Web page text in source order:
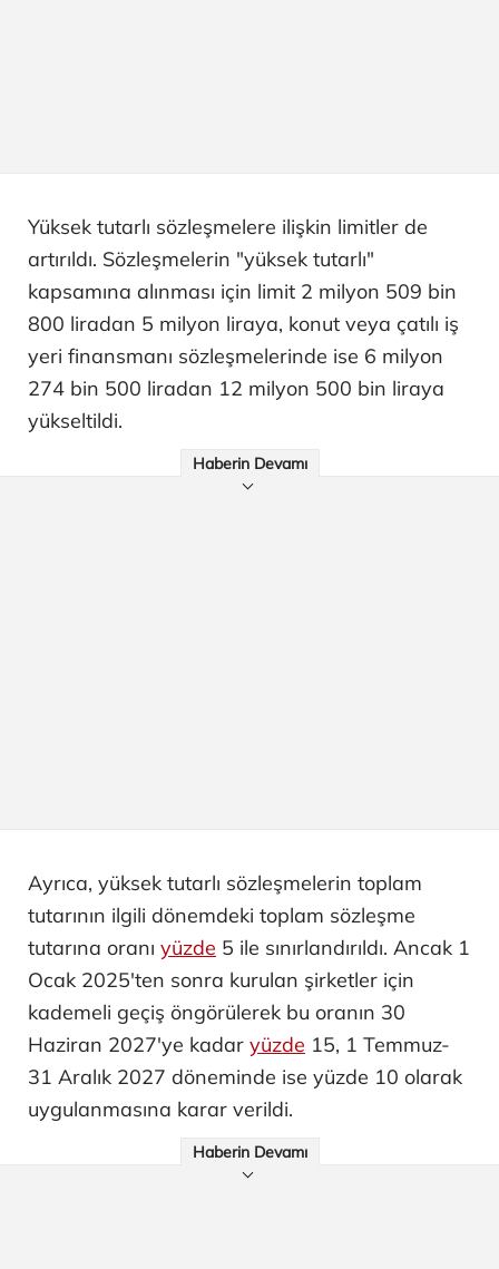
Yüksek tutarlı sözleşmelere ilişkin limitler de
artırıldı. Sözleşmelerin "yüksek tutarlı"
kapsamına alınması için limit 2 milyon 509 bin
800 liradan 5 milyon liraya, konut veya çatılı iş
yeri finansmanı sözleşmelerinde ise 6 milyon
274 bin 500 liradan 12 milyon 500 bin liraya
yükseltildi.
Haberin Devamı
Ayrıca, yüksek tutarlı sözleşmelerin toplam
tutarının ilgili dönemdeki toplam sözleşme
tutarına oranı yüzde 5 ile sınırlandırıldı. Ancak 1
Ocak 2025'ten sonra kurulan şirketler için
kademeli geçiş öngörülerek bu oranın 30
Haziran 2027'ye kadar yüzde 15, 1 Temmuz-
31 Aralık 2027 döneminde ise yüzde 10 olarak
uygulanmasına karar verildi.
Haberin Devamı